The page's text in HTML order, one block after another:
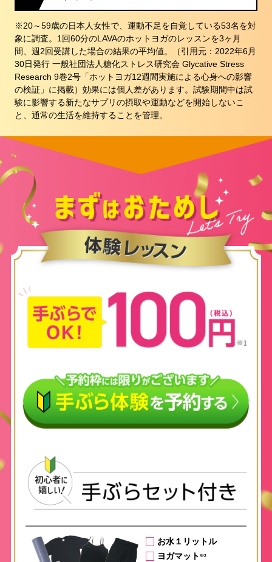
※20～59歳の日本人女性で、運動不足を自覚している53名を対
象に調査。1回60分のLAVAのホットヨガのレッスンを3ヶ月
間、週2回受講した場合の結果の平均値。（引用元：2022年6月
30日発行 一般社団法人糖化ストレス研究会 Glycative Stress
Research 9巻2号「ホットヨガ12週間実施による心身への影響
の検証」に掲載）効果には個人差があります。試験期間中は試
験に影響する新たなサプリの摂取や運動などを開始しないこ
と、通常の生活を維持することを管理。
お水１リットル
ヨガマット ※2